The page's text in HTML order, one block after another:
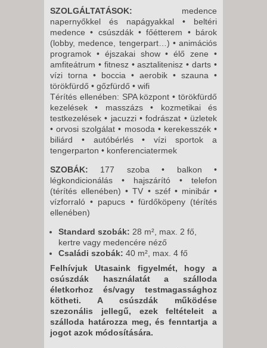
SZOLGÁLTATÁSOK: medence
napernyőkkel és napágyakkal • beltéri
medence • csúszdák • főétterem • bárok
(lobby, medence, tengerpart…) • animációs
programok • éjszakai show • élő zene •
amfiteátrum • fitnesz • asztalitenisz • darts •
vízi torna • boccia • aerobik • szauna •
törökfürdő • gőzfürdő • wifi
Térítés ellenében: SPA központ • törökfürdő
kezelések • masszázs • kozmetikai és
testkezelések • jacuzzi • fodrászat • üzletek
• orvosi szolgálat • mosoda • kerekesszék •
biliárd • autóbérlés • vízi sportok a
tengerparton • konferenciatermek
SZOBÁK: 177 szoba • balkon •
légkondicionálás • hajszárító • telefon
(térítés ellenében) • TV • széf • minibár •
vízforraló • papucs • fürdőköpeny (térítés
ellenében)
Standard szobák: 28 m², max. 2 fő,
kertre vagy medencére néző
Családi szobák: 40 m², max. 4 fő
Felhívjuk Utasaink figyelmét, hogy a
csúszdák használatát a szálloda
életkorhoz és/vagy testmagassághoz
kötheti. A csúszdák működése
szezonális jellegű, ezek feltételeit a
szálloda határozza meg, és fenntartja a
jogot azok módosítására.